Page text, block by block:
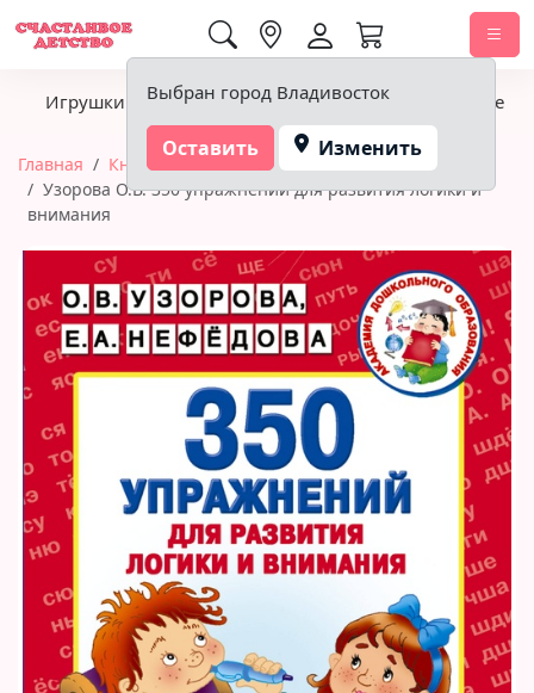
Выбран город Владивосток
Оставить Изменить
Игрушки Детское питание Подгузники, гигиена
Главная Книги
Узорова О.В. 350 упражнений для развития логики и
внимания